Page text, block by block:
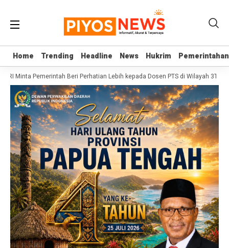
Home Trending Headline News Hukrim Pemerintahan
Home Trending Headline News Hukrim Pemerintahan
Minta Pemerintah Beri Perhatian Lebih kepada Dosen PTS di Wilayah 3T